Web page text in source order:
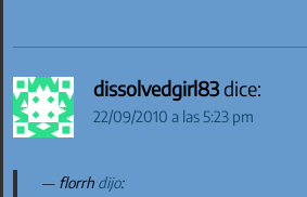
dissolvedgirl83dice:
22/09/2010 a las 5:23 pm
florrh dijo: